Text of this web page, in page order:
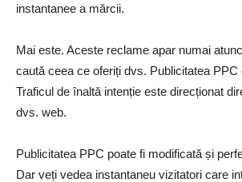
instantanee a mărcii.
Mai este. Aceste reclame apar numai
caută ceea ce oferiți dvs. Publicitatea PPC
Traficul de înaltă intenție este direcționat
dvs. web.
Publicitatea PPC poate fi modificată și
Dar veți vedea instantaneu vizitatori care